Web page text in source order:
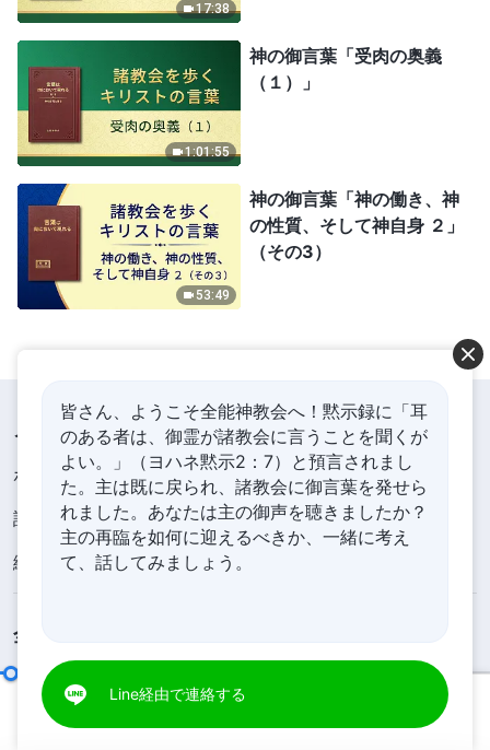
17:38
1:01:55
神の御言葉「受肉の奥義
（１）」
53:49
神の御言葉「神の働き、神
の性質、そして神自身 ２」
（その3）
メニュー
ホーム 書籍
動画
讃美歌
朗読
証し
絵画展
ニュース
全能神教会アプリをダウンロード
皆さん、ようこそ全能神教会へ！黙示録に「耳
のある者は、御霊が諸教会に言うことを聞くが
よい。」（ヨハネ黙示2：7）と預言されまし
た。主は既に戻られ、諸教会に御言葉を発せら
れました。あなたは主の御声を聴きましたか？
主の再臨を如何に迎えるべきか、一緒に考え
て、話してみましょう。
Line経由で連絡する